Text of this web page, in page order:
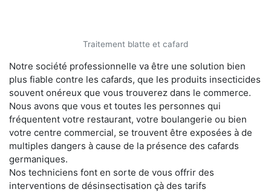
Traitement blatte et cafard
Notre société professionnelle va être une solution bien
plus fiable contre les cafards, que les produits insecticides
souvent onéreux que vous trouverez dans le commerce.
Nous avons que vous et toutes les personnes qui
fréquentent votre restaurant, votre boulangerie ou bien
votre centre commercial, se trouvent être exposées à de
multiples dangers à cause de la présence des cafards
germaniques.
Nos techniciens font en sorte de vous offrir des
interventions de désinsectisation çà des tarifs